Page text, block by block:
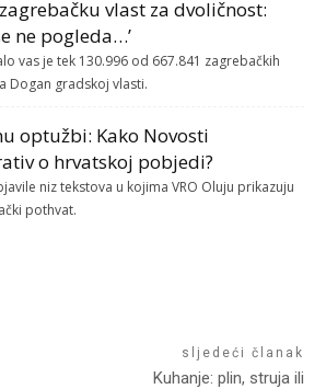
vlast za dvoličnost:
ne pogleda…’
vas je tek 130.996 od 667.841 zagrebačkih
Dogan gradskoj vlasti.
optužbi: Kako Novosti
o hrvatskoj pobjedi?
niz tekstova u kojima VRO Oluju prikazuju
pothvat.
sljedeći članak
Kuhanje: plin, struja ili